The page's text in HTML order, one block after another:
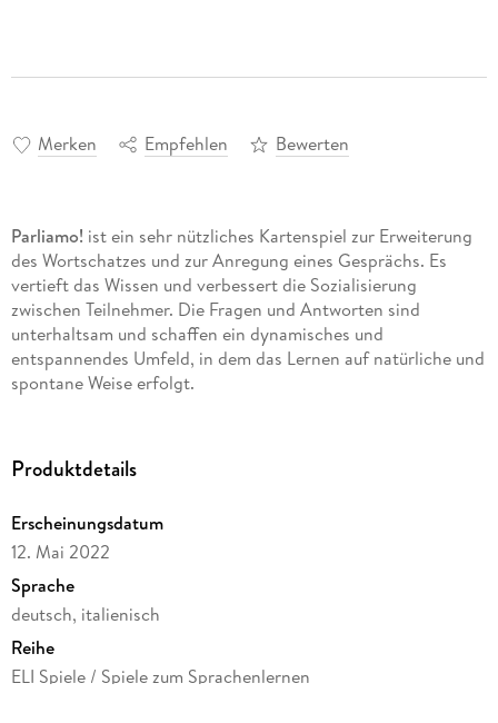
Merken Empfehlen Bewerten
Parliamo! ist ein sehr nützliches Kartenspiel zur Erweiterung
des Wortschatzes und zur Anregung eines Gesprächs. Es
vertieft das Wissen und verbessert die Sozialisierung
zwischen Teilnehmer. Die Fragen und Antworten sind
unterhaltsam und schaffen ein dynamisches und
entspannendes Umfeld, in dem das Lernen auf natürliche und
spontane Weise erfolgt.
Produktdetails
Erscheinungsdatum
12. Mai 2022
Sprache
deutsch, italienisch
Reihe
ELI Spiele / Spiele zum Sprachenlernen